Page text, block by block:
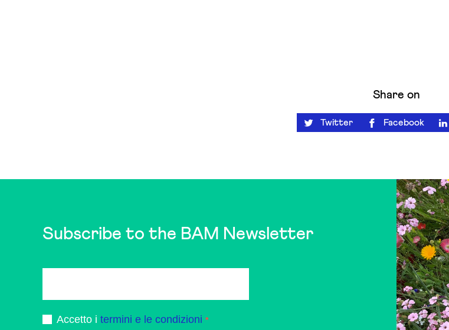
Share on
Twitter Facebook
Subscribe to the BAM Newsletter
Accetto i termini e le condizioni